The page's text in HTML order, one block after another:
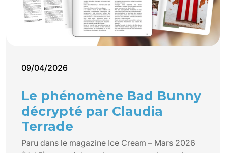
09/04/2026
Le phénomène Bad Bunny
décrypté par Claudia
Terrade
Paru dans le magazine Ice Cream – Mars 2026